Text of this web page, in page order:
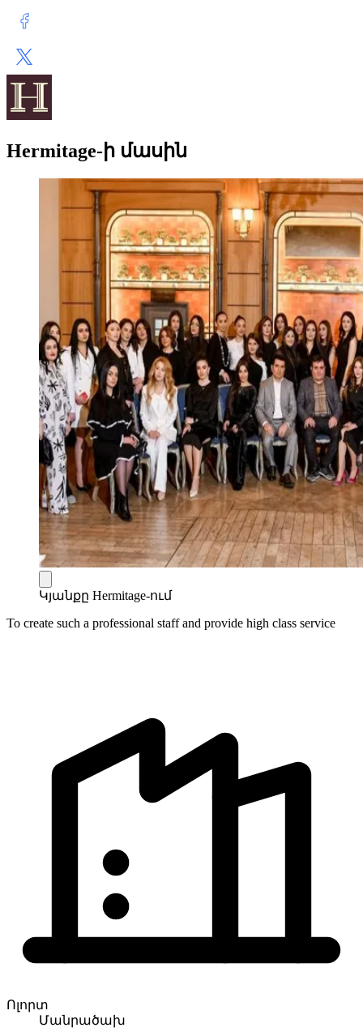
Hermitage-ի մասին
Կյանքը Hermitage-ում
To create such a professional staff and provide high class service
Ոլորտ
Մանրածախ